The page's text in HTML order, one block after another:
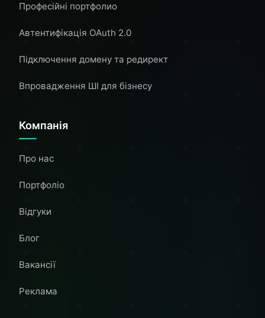
Професійні портфолио
Автентифікація OAuth 2.0
Підключення домену та редирект
Впровадження ШІ для бізнесу
Компанія
Про нас
Портфоліо
Відгуки
Блог
Вакансії
Реклама